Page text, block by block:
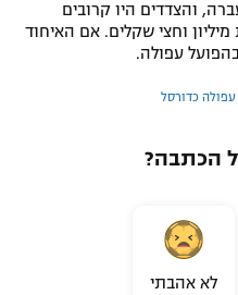
והצדדים היו קרובים
וחצי שקלים. אם האיחוד
עפולה.
כדורסל
הכתבה?
לא אהבתי